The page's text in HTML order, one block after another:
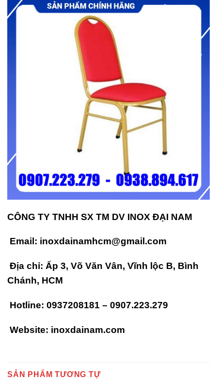
CÔNG TY TNHH SX TM DV INOX ĐẠI NAM
Email: inoxdainamhcm@gmail.com
Địa chỉ: Ấp 3, Võ Văn Vân, Vĩnh lộc B, Bình
Chánh, HCM
Hotline: 0937208181 – 0907.223.279
Website: inoxdainam.com
SẢN PHẨM TƯƠNG TỰ